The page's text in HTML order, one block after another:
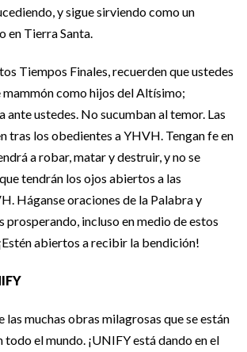
y sigue sirviendo como un
en Tierra Santa.
Tiempos Finales, recuerden que ustedes
mammón como hijos del Altísimo;
ante ustedes. No sucumban al temor. Las
tras los obedientes a YHVH. Tengan fe en
a robar, matar y destruir, y no se
tendrán los ojos abiertos a las
Háganse oraciones de la Palabra y
prosperando, incluso en medio de estos
abiertos a recibir la bendición!
las muchas obras milagrosas que se están
todo el mundo. ¡UNIFY está dando en el